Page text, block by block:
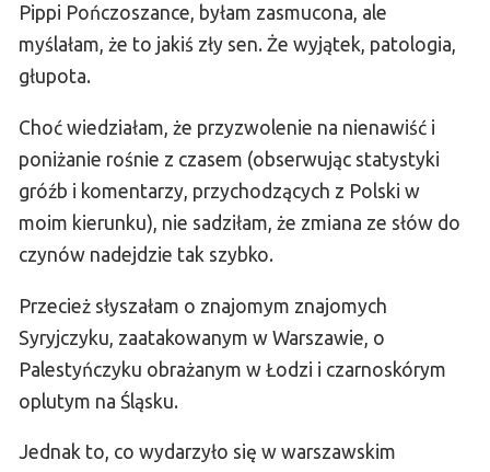
Pippi Pończoszance, byłam zasmucona, ale
myślałam, że to jakiś zły sen. Że wyjątek, patologia,
głupota.
Choć wiedziałam, że przyzwolenie na nienawiść i
poniżanie rośnie z czasem (obserwując statystyki
gróźb i komentarzy, przychodzących z Polski w
moim kierunku), nie sadziłam, że zmiana ze słów do
czynów nadejdzie tak szybko.
Przecież słyszałam o znajomym znajomych
Syryjczyku, zaatakowanym w Warszawie, o
Palestyńczyku obrażanym w Łodzi i czarnoskórym
oplutym na Śląsku.
Jednak to, co wydarzyło się w warszawskim